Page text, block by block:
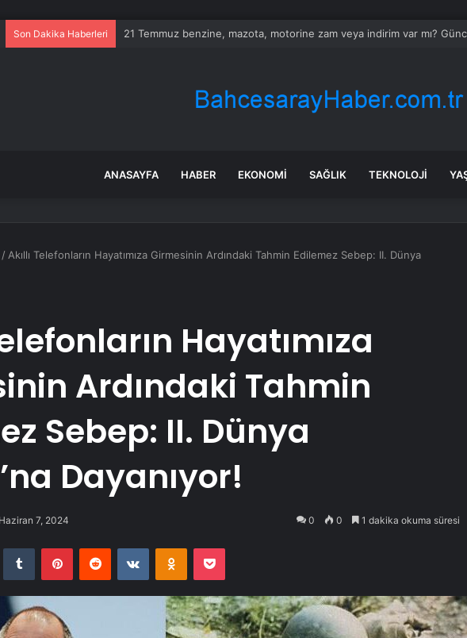
Son Dakika Haberleri Baltık kuru yük navlun endeksi iki ayın zirvesinde
ANASAYFA HABER EKONOMI SAĞLIK TEKNOLOJI
/ Akıllı Telefonların Hayatımıza Girmesinin Ardındaki Tahmin Edilemez Sebep: II. Dünya
Hayatımıza
Ardındaki Tahmin
Sebep: II. Dünya
Dayanıyor!
Haziran 7, 2024 0 0 1 dakika okuma süresi
Tumblr PinterestReddit VKontakteOdnoklassniki
Pocket